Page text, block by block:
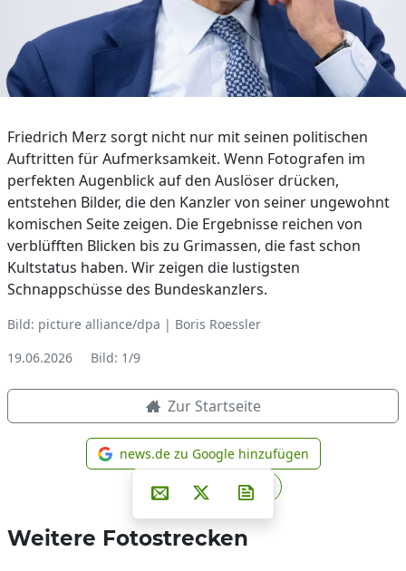
Friedrich Merz sorgt nicht nur mit seinen politischen
Auftritten für Aufmerksamkeit. Wenn Fotografen im
perfekten Augenblick auf den Auslöser drücken,
entstehen Bilder, die den Kanzler von seiner ungewohnt
komischen Seite zeigen. Die Ergebnisse reichen von
verblüfften Blicken bis zu Grimassen, die fast schon
Kultstatus haben. Wir zeigen die lustigsten
Schnappschüsse des Bundeskanzlers.
Bild: picture alliance/dpa | Boris Roessler
19.06.2026
Bild: 1/9
Zur Startseite
news.de zu Google
news.de zu Google hinzufügen
Teilen auf Facebook
Teilen auf Whatsapp
Teilen auf Telegram
Per E-Mail teilen
Post auf XNewsletter
Weitere Fotostrecken